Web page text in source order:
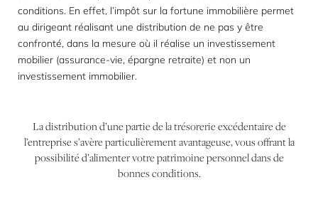
conditions. En effet, l’impôt sur la fortune immobilière permet
au dirigeant réalisant une distribution de ne pas y être
confronté, dans la mesure où il réalise un investissement
mobilier (assurance-vie, épargne retraite) et non un
investissement immobilier.
Ladistribution d’une partie de latrésorerie excédentaire de
l’entreprise s’avère particulièrementavantageuse, vous offrantla
possibilité d’alimentervotre patrimoine personneldans de
bonnes conditions.